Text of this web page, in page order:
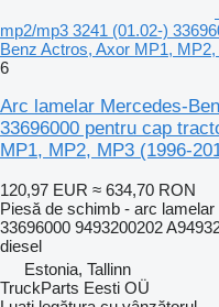
mp2/mp3 3241 (01.02-)
Benz Actros, Axor MP1,
6
Arc lamelar Mercedes-
33696000 pentru cap
MP1, MP2, MP3 (1996-
120,97 EUR ≈ 634,70 RON
Piesă de schimb - arc lamelar
33696000 9493200202
diesel
Estonia, Tallinn
TruckParts Eesti OÜ